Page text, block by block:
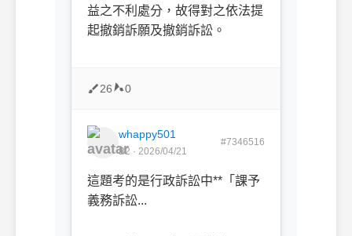
益之不利處分，故得對之依法提
起撤銷訴願及撤銷訴訟。
26 0
whappy501
B2 · 2026/04/21
#7346516
這題考的是行政訴訟中**「課予
義務訴訟...